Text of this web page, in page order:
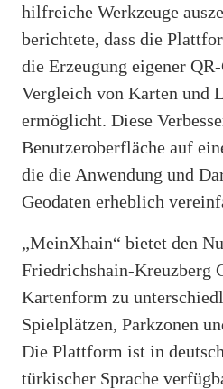
hilfreiche Werkzeuge
berichtete, dass die
die Erzeugung eigener
Vergleich von Karten und
ermöglicht. Diese
Benutzeroberfläche auf
die die Anwendung und
Geodaten erheblich
„MeinXhain“ bietet den
Friedrichshain-Kreuzberg
Kartenform zu
Spielplätzen, Parkzonen
Die Plattform ist in
türkischer Sprache